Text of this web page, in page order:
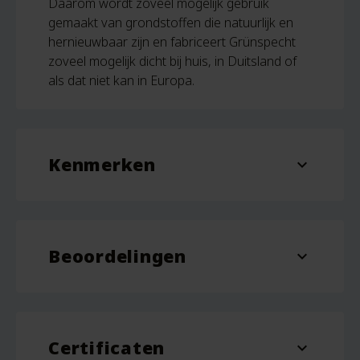
gemaakt van grondstoffen die natuurlijk en
hernieuwbaar zijn en fabriceert Grünspecht
zoveel mogelijk dicht bij huis, in Duitsland of
als dat niet kan in Europa.
Kenmerken expand_more
Afmeting 21 cm x 36 cm
Beoordelingen expand_more
Wees de eerste om “Grünspecht Kruik
Certificaten expand_more